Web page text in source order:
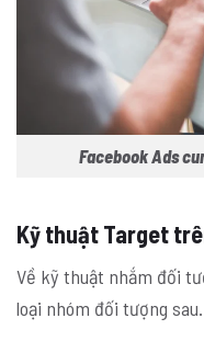
Facebook Ads
Kỹ thuật Target
Về kỹ thuật nhắm đối
loại nhóm đối tượng sau.